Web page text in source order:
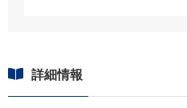
詳細情報